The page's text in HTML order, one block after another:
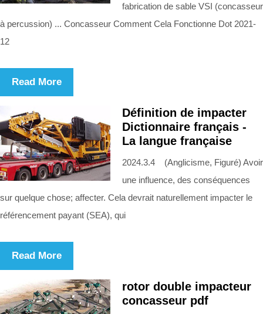
fabrication de sable VSI (concasseur
à percussion) ... Concasseur Comment Cela Fonctionne Dot 2021-
12
Read More
Définition de impacter
Dictionnaire français -
La langue française
2024.3.4 (Anglicisme, Figuré) Avoir
une influence, des conséquences
sur quelque chose; affecter. Cela devrait naturellement impacter le
référencement payant (SEA), qui
Read More
rotor double impacteur
concasseur pdf